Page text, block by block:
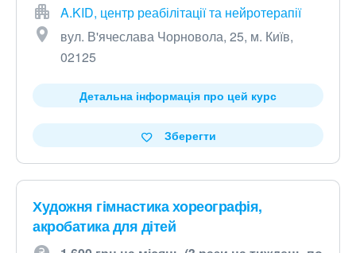
A.KID, центр реабілітації та нейротерапії
вул. В'ячеслава Чорновола, 25, м. Київ,
02125
Детальна інформація про цей курс
Зберегти
Художня гімнастика хореографія,
акробатика для дітей